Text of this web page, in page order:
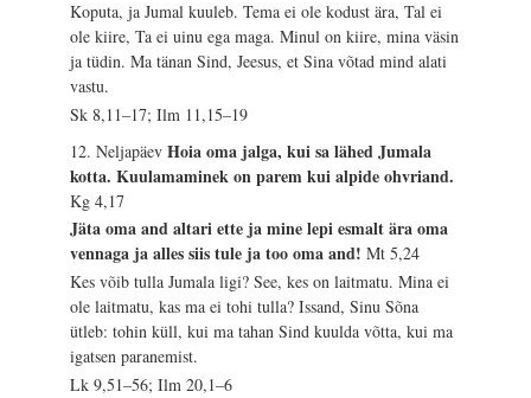
Koputa, ja Jumal kuuleb. Tema ei ole kodust ära, Tal ei
ole kiire, Ta ei uinu ega maga. Minul on kiire, mina väsin
ja tüdin. Ma tänan Sind, Jeesus, et Sina võtad mind alati
vastu.
Sk 8,11–17; Ilm 11,15–19
12. NeljapäevHoia oma jalga, kui sa lähed Jumala
kotta. Kuulamaminek on parem kui alpide ohvriand.
Kg 4,17
Jäta oma and altari ette ja mine lepi esmalt ära oma
vennaga ja alles siis tule ja too oma and!Mt 5,24
Kes võib tulla Jumala ligi? See, kes on laitmatu. Mina ei
ole laitmatu, kas ma ei tohi tulla? Issand, Sinu Sõna
ütleb: tohin küll, kui ma tahan Sind kuulda võtta, kui ma
igatsen paranemist.
Lk 9,51–56; Ilm 20,1–6